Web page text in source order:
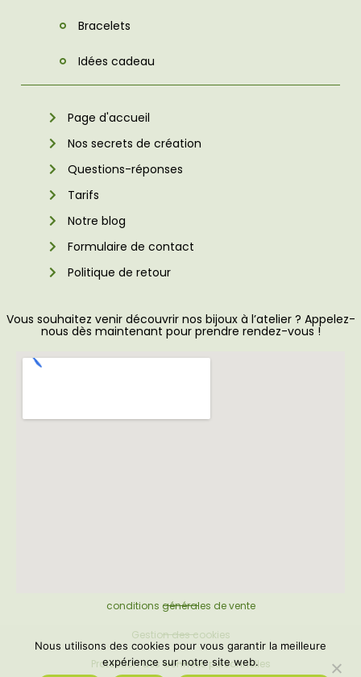
Bracelets
Idées cadeau
Page d'accueil
Nos secrets de création
Questions-réponses
Tarifs
Notre blog
Formulaire de contact
Politique de retour
Vous souhaitez venir découvrir nos bijoux à l’atelier ? Appelez-
nous dès maintenant pour prendre rendez-vous !
conditions générales de vente
Gestion des cookies
Protection des données personnelles
Nous utilisons des cookies pour vous garantir la meilleure
expérience sur notre site web.